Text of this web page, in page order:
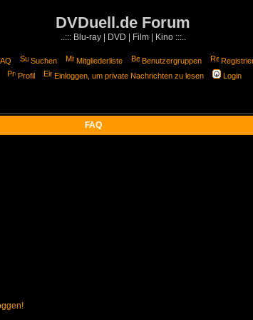
DVDuell.de Forum
..::: Blu-ray | DVD | Film | Kino :::..
Suchen Mitgliederliste Benutzergruppen
Profil
Einloggen, um private Nachrichten zu lesen Login
FAQ